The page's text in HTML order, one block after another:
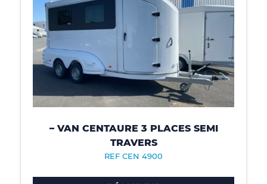
– VAN CENTAURE 3 PLACES SEMI
TRAVERS
REF CEN 4900